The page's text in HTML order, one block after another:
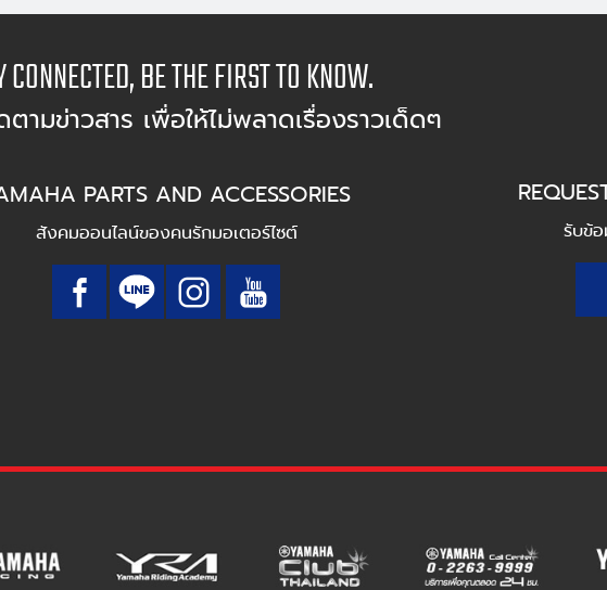
CONNECTED, BE THE FIRST TO KNOW.
ามข่าวสาร เพื่อให้ไม่พลาดเรื่องราวเด็ดๆ
รับข้
PARTS AND ACCESSORIES
สังคมออนไลน์ของคนรักมอเตอร์ไซต์